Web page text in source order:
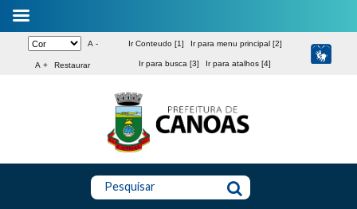
A -
A + Restaurar
Ir Conteudo [1] Ir para menu principal [2]
Ir para busca [3] Ir para atalhos [4]
Pesquisar